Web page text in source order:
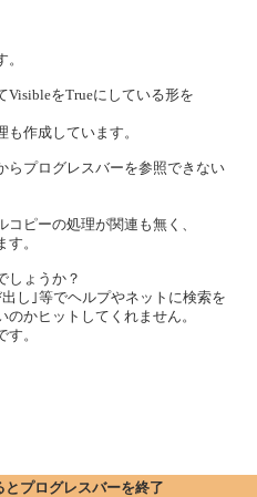
VisibleをTrueにしている形を
作成しています。
らプログレスバーを参照できない
ピーの処理が関連も無く、
。
しょうか？
し｣等でヘルプやネットに検索を
かヒットしてくれません。
。
とプログレスバーを終了